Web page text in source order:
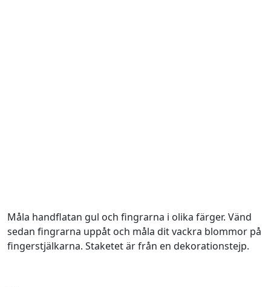
Måla handflatan gul och fingrarna i olika färger. Vänd
sedan fingrarna uppåt och måla dit vackra blommor på
fingerstjälkarna. Staketet är från en dekorationstejp.